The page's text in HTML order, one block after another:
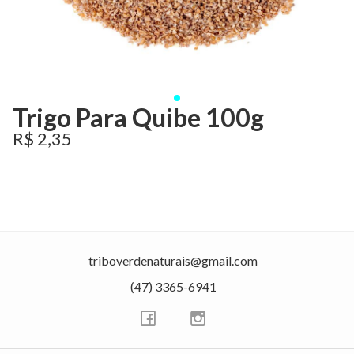
Trigo Para Quibe 100g
R$ 2,35
triboverdenaturais@gmail.com
(47) 3365-6941